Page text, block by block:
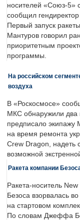
носителей «Союз-5»
сообщил
Первый запуск
Мантуров говорил
приоритетным
программы.
На российском
воздуха
В «Роскосмосе»
МКС обнаружили два
предписало экипажу
на время ремонта
Crew Dragon, надеть
возможной
Ракета компании
Ракета-носитель
Безоса взорвалась
на стартовом
По словам Джеффа